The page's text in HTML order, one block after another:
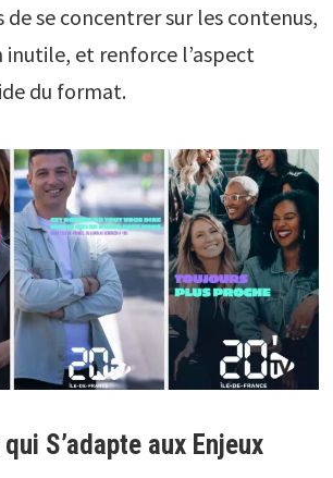
de se concentrer sur les contenus,
inutile, et renforce l’aspect
du format.
S’adapte aux Enjeux